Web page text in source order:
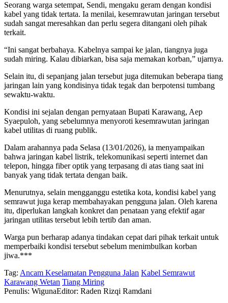
Seorang warga setempat, Sendi, mengaku geram dengan kondisi
kabel yang tidak tertata. Ia menilai, kesemrawutan jaringan tersebut
sudah sangat meresahkan dan perlu segera ditangani oleh pihak
terkait.
“Ini sangat berbahaya. Kabelnya sampai ke jalan, tiangnya juga
sudah miring. Kalau dibiarkan, bisa saja memakan korban,” ujarnya.
Selain itu, di sepanjang jalan tersebut juga ditemukan beberapa tiang
jaringan lain yang kondisinya tidak tegak dan berpotensi tumbang
sewaktu-waktu.
Kondisi ini sejalan dengan pernyataan Bupati Karawang, Aep
Syaepuloh, yang sebelumnya menyoroti kesemrawutan jaringan
kabel utilitas di ruang publik.
Dalam arahannya pada Selasa (13/01/2026), ia menyampaikan
bahwa jaringan kabel listrik, telekomunikasi seperti internet dan
telepon, hingga fiber optik yang terpasang di atas tiang saat ini
banyak yang tidak tertata dengan baik.
Menurutnya, selain mengganggu estetika kota, kondisi kabel yang
semrawut juga kerap membahayakan pengguna jalan. Oleh karena
itu, diperlukan langkah konkret dan penataan yang efektif agar
jaringan utilitas tersebut lebih tertib dan aman.
Warga pun berharap adanya tindakan cepat dari pihak terkait untuk
memperbaiki kondisi tersebut sebelum menimbulkan korban
jiwa.***
Tag: Ancam Keselamatan Pengguna Jalan Kabel Semrawut
Karawang Wetan Tiang Miring
Penulis: WigunaEditor: Raden Rizqi Ramdani